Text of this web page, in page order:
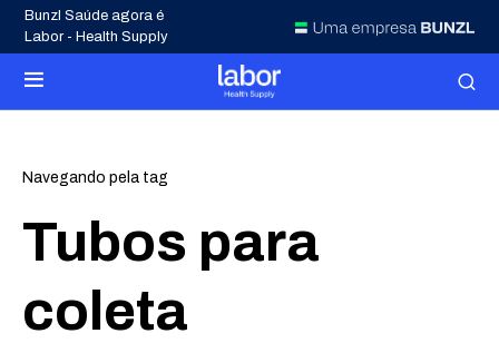
Bunzl Saúde agora é
Labor - Health Supply
Navegando pela tag
Tubos para
coleta